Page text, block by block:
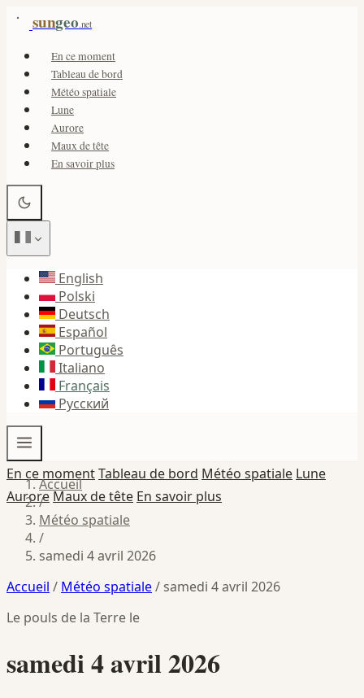
sungeo.net
En ce moment
Tableau de bord
Météo spatiale
Lune
Aurore
Maux de tête
En savoir plus
English
Polski
Deutsch
Español
Português
Italiano
Français
Русский
En ce momentTableau de bord Météo spatiale Lune
AuroreMaux de tête En savoir plus
Accueil
/
Météo spatiale
/
samedi 4 avril 2026
Accueil / Météo spatiale/ samedi 4 avril 2026
Le pouls de la Terre le
samedi 4 avril 2026